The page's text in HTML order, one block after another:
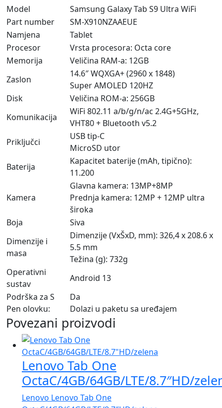
Model
Samsung Galaxy Tab S9 Ultra WiFi
Part number
SM-X910NZAAEUE
Namjena
Tablet
Procesor
Vrsta procesora: Octa core
Memorija
Veličina RAM-a: 12GB
Zaslon
14.6″ WQXGA+ (2960 x 1848)
Super AMOLED 120HZ
Disk
Veličina ROM-a: 256GB
Komunikacija
WiFi 802.11 a/b/g/n/ac 2.4G+5GHz,
VHT80 + Bluetooth v5.2
Priključci
USB tip-C
MicroSD utor
Baterija
Kapacitet baterije (mAh, tipično):
11.200
Kamera
Glavna kamera: 13MP+8MP
Prednja kamera: 12MP + 12MP ultra
široka
Boja
Siva
Dimenzije i
masa
Dimenzije (VxŠxD, mm): 326,4 x 208.6 x
5.5 mm
Težina (g): 732g
Operativni
sustav
Android 13
Podrška za S
Pen olovku:
Da
Dolazi u paketu sa uređajem
Povezani proizvodi
Lenovo Tab One
OctaC/4GB/64GB/LTE/8.7″HD/
Lenovo Lenovo Tab One